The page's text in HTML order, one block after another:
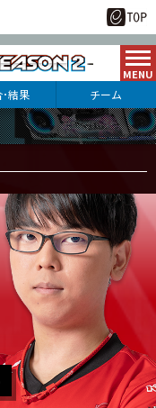
結果 チーム